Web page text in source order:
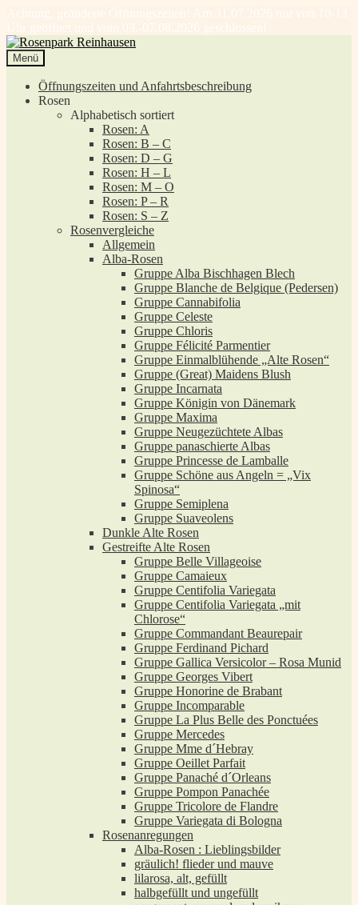
Achtung, geänderte Öffnungszeiten! Am 31.07.2026 nur von 10-13
Uhr geöffnet und vom 03.-07.08.2026 geschlossen!
Zur
Navigation
springen
Zum
Inhalt
springen
Menü
Öffnungszeiten und Anfahrtsbeschreibung
Rosen
Alphabetisch sortiert
Rosen: A
Rosen: B – C
Rosen: D – G
Rosen: H – L
Rosen: M – O
Rosen: P – R
Rosen: S – Z
Rosenvergleiche
Allgemein
Alba-Rosen
Gruppe Alba Bischhagen Blech
Gruppe Blanche de Belgique (Pedersen)
Gruppe Cannabifolia
Gruppe Celeste
Gruppe Chloris
Gruppe Félicité Parmentier
Gruppe Einmalblühende „Alte Rosen“
Gruppe (Great) Maidens Blush
Gruppe Incarnata
Gruppe Königin von Dänemark
Gruppe Maxima
Gruppe Neugezüchtete Albas
Gruppe panaschierte Albas
Gruppe Princesse de Lamballe
Gruppe Schöne aus Angeln = „Vix
Spinosa“
Gruppe Semiplena
Gruppe Suaveolens
Dunkle Alte Rosen
Gestreifte Alte Rosen
Gruppe Belle Villageoise
Gruppe Camaieux
Gruppe Centifolia Variegata
Gruppe Centifolia Variegata „mit
Chlorose“
Gruppe Commandant Beaurepair
Gruppe Ferdinand Pichard
Gruppe Gallica Versicolor – Rosa Munid
Gruppe Georges Vibert
Gruppe Honorine de Brabant
Gruppe Incomparable
Gruppe La Plus Belle des Ponctuées
Gruppe Mercedes
Gruppe Mme d´Hebray
Gruppe Oeillet Parfait
Gruppe Panaché d´Orleans
Gruppe Pompon Panachée
Gruppe Tricolore de Flandre
Gruppe Variegata di Bologna
Rosenanregungen
Alba-Rosen : Lieblingsbilder
gräulich! flieder und mauve
lilarosa, alt, gefüllt
halbgefüllt und ungefüllt